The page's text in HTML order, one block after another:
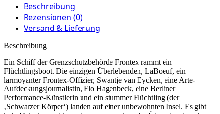
Beschreibung
Rezensionen (0)
Versand & Lieferung
Beschreibung
Ein Schiff der Grenzschutzbehörde Frontex rammt ein
Flüchtlingsboot. Die einzigen Überlebenden, LaBoeuf, ein
larmoyanter Frontex-Offizier, Swantje van Eycken, eine Arte-
Aufdeckungsjournalistin, Flo Hagenbeck, eine Berliner
Performance-Künstlerin und ein stummer Flüchtling (der
‚Schwarzer Körper‘) landen auf einer unbewohnten Insel. Es gibt